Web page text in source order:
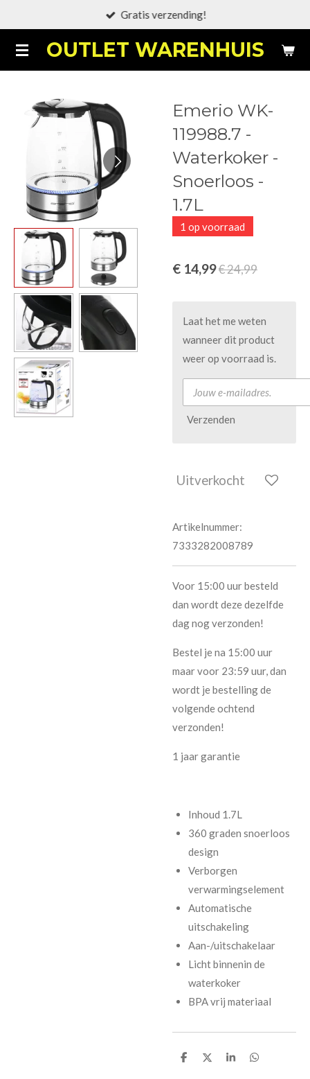
naar
de
OUTLET WARENHUIS
Gratis verzending!
Emerio WK-
119988.7 -
Waterkoker -
Snoerloos -
1.7L
1 op voorraad
€ 14,99€ 24,99
Laat het me weten
wanneer dit product
weer op voorraad is.
Verzenden
Uitverkocht
Artikelnummer:
7333282008789
Voor 15:00 uur besteld
dan wordt deze dezelfde
dag nog verzonden!
Bestel je na 15:00 uur
maar voor 23:59 uur, dan
wordt je bestelling de
volgende ochtend
verzonden!
1 jaar garantie
Inhoud 1.7L
360 graden snoerloos
design
Verborgen
verwarmingselement
Automatische
uitschakeling
Aan-/uitschakelaar
Licht binnenin de
waterkoker
BPA vrij materiaal
D
D
S
D